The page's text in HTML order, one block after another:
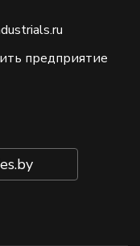
предприятие